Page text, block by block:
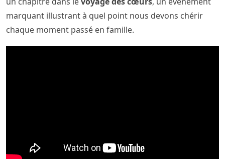
marquant illustrant à quel point nous devons chérir
chaque moment passé en famille.